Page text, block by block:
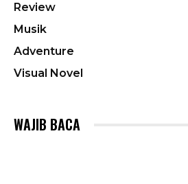
Review
Musik
Adventure
Visual Novel
WAJIB BACA